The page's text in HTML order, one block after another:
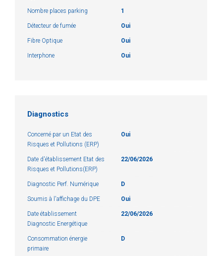
Nombre places parking 1
Détecteur de fumée Oui
Fibre Optique Oui
Interphone Oui
Diagnostics
Concerné par un Etat des
Risques et Pollutions (ERP)
Oui
Date d'établissement Etat des
Risques et Pollutions(ERP)
22/06/2026
Diagnostic Perf. Numérique D
Soumis à l'affichage du DPE Oui
Date établissement
Diagnostic Energétique
22/06/2026
Consommation énergie
primaire
D